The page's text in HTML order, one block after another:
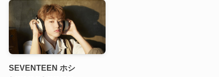
SEVENTEEN ホシ